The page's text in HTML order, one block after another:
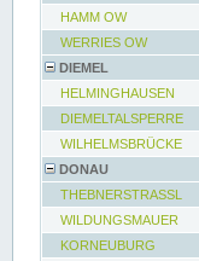
HAMM OW
WERRIES OW
DIEMEL
HELMINGHAUSEN
DIEMELTALSPERRE
WILHELMSBRÜCKE
DONAU
THEBNERSTRASSL
WILDUNGSMAUER
KORNEUBURG